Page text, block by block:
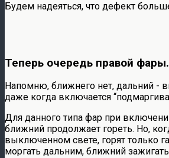
Будем надеяться, что дефект
Теперь очередь правой фары.
Напомню, ближнего нет, дальний -
даже когда включается
Для данного типа фар при
ближний продолжает гореть. Но,
выключенном свете, горят только
моргать дальним, ближний